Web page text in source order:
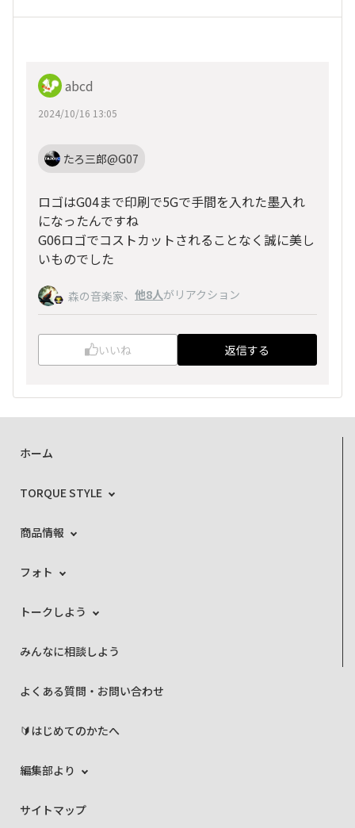
abcd
2024/10/16 13:05
たろ三郎@G07
ロゴはG04まで印刷で5Gで手間を入れた墨入れ
になったんですね
G06ロゴでコストカットされることなく誠に美し
いものでした
森の音楽家、 他8人がリアクション
いいね 返信する
ホーム
TORQUE STYLE
商品情報
フォト
トークしよう
みんなに相談しよう
よくある質問・お問い合わせ
🔰はじめてのかたへ
編集部より
サイトマップ